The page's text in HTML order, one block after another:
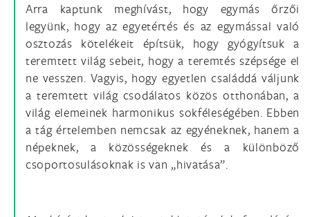
Arra kaptunk meghívást, hogy egymás őrzői
legyünk, hogy az egyetértés és az egymással való
osztozás kötelékeit építsük, hogy gyógyítsuk a
teremtett világ sebeit, hogy a teremtés szépsége el
ne vesszen. Vagyis, hogy egyetlen családdá váljunk
a teremtett világ csodálatos közös otthonában, a
világ elemeinek harmonikus sokféleségében. Ebben
a tág értelemben nemcsak az egyéneknek, hanem a
népeknek, a közösségeknek és a különböző
csoportosulásoknak is van „hivatása”.